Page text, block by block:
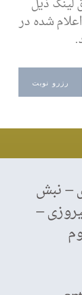
شده در
رزرو نوبت
– نبش
پیروزی –